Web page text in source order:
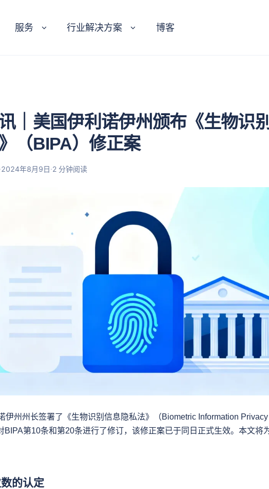
服务 行业解决方案 博客
｜美国伊利诺伊州颁布《生物识
（BIPA）修正案
·2024年8月9日·2 分钟阅读
伊州州长签署了《生物识别信息隐私法》（Biometric Information Privacy
BIPA第10条和第20条进行了修订，该修正案已于同日正式生效。本文将
的认定